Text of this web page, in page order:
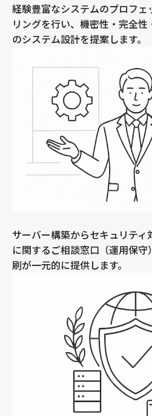
経験豊富なシステムのプロフ
リングを行い、機密性・完全
のシステム設計を提案します。
サーバー構築からセキュリテ
に関するご相談窓口（運用保守
刷が一元的に提供します。